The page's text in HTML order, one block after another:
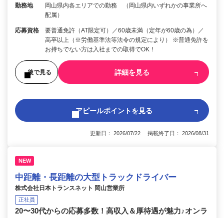
勤務地
岡山県内各エリアでの勤務 （岡山県内いずれかの事業所へ
配属）
応募資格
要普通免許（AT限定可）／60歳未満（定年が60歳の為）／
高卒以上（※労働基準法等法令の規定により） ※普通免許を
お持ちでない方は入社までの取得でOK！
後で見る 詳細を見る
アピールポイントを見る
更新日： 2026/07/22 掲載終了日： 2026/08/31
NEW
中距離・長距離の大型トラックドライバー
株式会社日本トランスネット 岡山営業所
正社員
20〜30代からの応募多数！高収入＆厚待遇が魅力♪オンラ